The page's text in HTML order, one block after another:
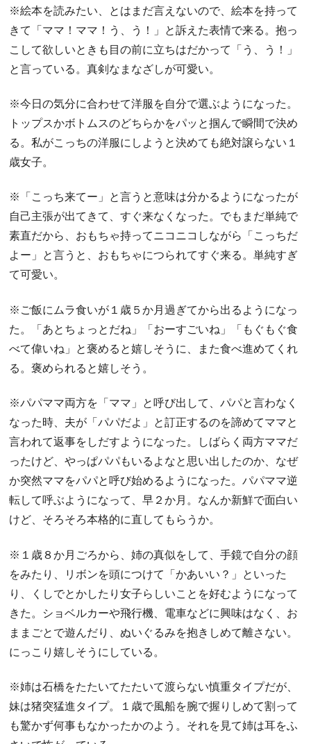
※絵本を読みたい、とはまだ言えないので、絵本を持って
きて「ママ！ママ！う、う！」と訴えた表情で来る。抱っ
こして欲しいときも目の前に立ちはだかって「う、う！」
と言っている。真剣なまなざしが可愛い。
※今日の気分に合わせて洋服を自分で選ぶようになった。
トップスかボトムスのどちらかをパッと掴んで瞬間で決め
る。私がこっちの洋服にしようと決めても絶対譲らない１
歳女子。
※「こっち来てー」と言うと意味は分かるようになったが
自己主張が出てきて、すぐ来なくなった。でもまだ単純で
素直だから、おもちゃ持ってニコニコしながら「こっちだ
よー」と言うと、おもちゃにつられてすぐ来る。単純すぎ
て可愛い。
※ご飯にムラ食いが１歳５か月過ぎてから出るようになっ
た。「あとちょっとだね」「おーすごいね」「もぐもぐ食
べて偉いね」と褒めると嬉しそうに、また食べ進めてくれ
る。褒められると嬉しそう。
※パパママ両方を「ママ」と呼び出して、パパと言わなく
なった時、夫が「パパだよ」と訂正するのを諦めてママと
言われて返事をしだすようになった。しばらく両方ママだ
ったけど、やっぱパパもいるよなと思い出したのか、なぜ
か突然ママをパパと呼び始めるようになった。パパママ逆
転して呼ぶようになって、早２か月。なんか新鮮で面白い
けど、そろそろ本格的に直してもらうか。
※１歳８か月ごろから、姉の真似をして、手鏡で自分の顔
をみたり、リボンを頭につけて「かあいい？」といった
り、くしでとかしたり女子らしいことを好むようになって
きた。ショベルカーや飛行機、電車などに興味はなく、お
ままごとで遊んだり、ぬいぐるみを抱きしめて離さない。
にっこり嬉しそうにしている。
※姉は石橋をたたいてたたいて渡らない慎重タイプだが、
妹は猪突猛進タイプ。１歳で風船を腕で握りしめて割って
も驚かず何事もなかったかのよう。それを見て姉は耳をふ